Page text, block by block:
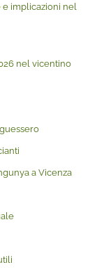
e implicazioni nel
nel vicentino
a Vicenza